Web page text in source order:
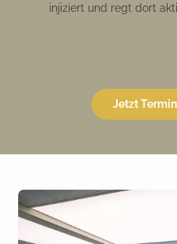
injiziert und regt dort
Jetzt